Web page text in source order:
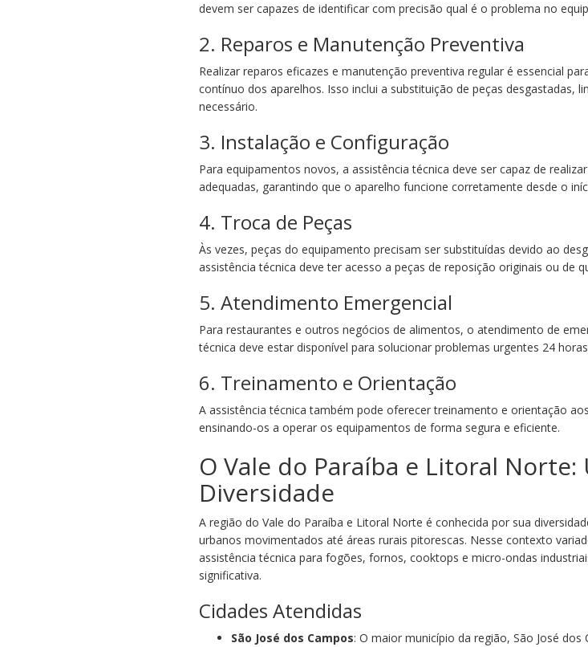
devem ser capazes de identificar com precisão qual é o problema no
2. Reparos e Manutenção Preventiva
Realizar reparos eficazes e manutenção preventiva regular é essencial
contínuo dos aparelhos. Isso inclui a substituição de peças desgastadas,
necessário.
3. Instalação e Configuração
Para equipamentos novos, a assistência técnica deve ser capaz de
adequadas, garantindo que o aparelho funcione corretamente desde o
4. Troca de Peças
Às vezes, peças do equipamento precisam ser substituídas devido ao
assistência técnica deve ter acesso a peças de reposição originais ou de
5. Atendimento Emergencial
Para restaurantes e outros negócios de alimentos, o atendimento de
técnica deve estar disponível para solucionar problemas urgentes 24
6. Treinamento e Orientação
A assistência técnica também pode oferecer treinamento e orientação
ensinando-os a operar os equipamentos de forma segura e eficiente.
O Vale do Paraíba e Litoral Norte:
Diversidade
A região do Vale do Paraíba e Litoral Norte é conhecida por sua
urbanos movimentados até áreas rurais pitorescas. Nesse contexto
assistência técnica para fogões, fornos, cooktops e micro-ondas
significativa.
Cidades Atendidas
São José dos Campos: O maior município da região, São José dos